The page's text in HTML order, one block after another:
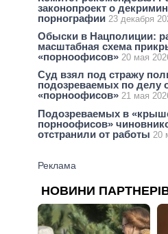
законопроект о
порнографии 23 декабря
Обыски в Нацполиции:
масштабная схема
«порноофисов» 20 мая
Суд взял под стражу
подозреваемых по делу
«порноофисов» 21 мая
Подозреваемых в
порноофисов»
отстранили от работы 20